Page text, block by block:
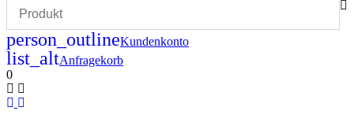
person_outlineKundenkonto
list_altAnfragekorb
0